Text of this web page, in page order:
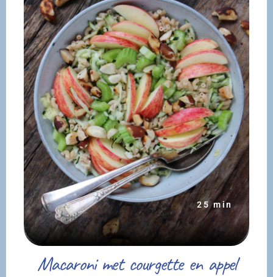
Macaroni met courgette en appel
25 min